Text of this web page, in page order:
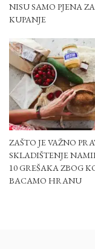
NISU SAMO PJENA ZA
KUPANJE
ZAŠTO JE VAŽNO
SKLADIŠTENJE
10 GREŠAKA ZBOG
BACAMO HRANU